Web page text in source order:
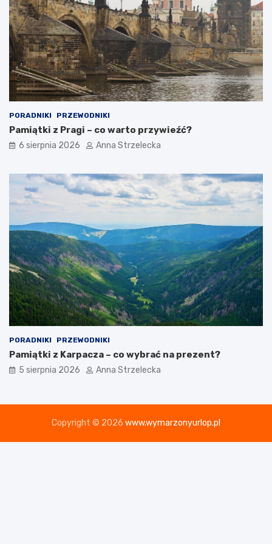
PORADNIKI PRZEWODNIKI
Pamiątki z Pragi – co warto przywieźć?
6 sierpnia 2026 Anna Strzelecka
PORADNIKI PRZEWODNIKI
Pamiątki z Karpacza – co wybrać na prezent?
5 sierpnia 2026 Anna Strzelecka
Copyright © 2026 www.wymarzonyurlop.pl